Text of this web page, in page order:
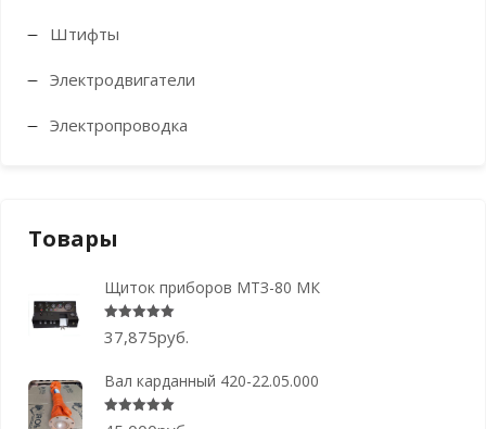
Штифты
Электродвигатели
Электропроводка
Товары
Щиток приборов МТЗ-80 МК
Оценка5.00 из 5
37,875руб.
Вал карданный 420-22.05.000
Оценка5.00 из 5